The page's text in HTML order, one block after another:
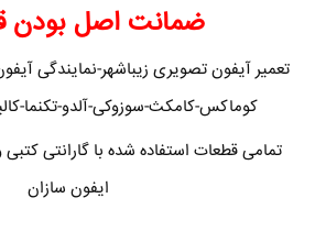
ضمانت اصل بودن
تعمیر آیفون تصویری زیباشهر-نمایندگی
کوماکس-کامکث-سوزوکی-آلدو-تکنما-
تمامی قطعات استفاده شده با گارانتی
ایفون سازان